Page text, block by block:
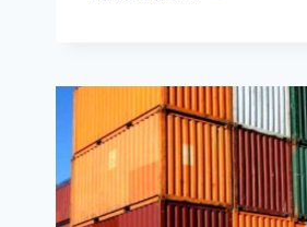
24
OCTOBRE
DIVISION
DES